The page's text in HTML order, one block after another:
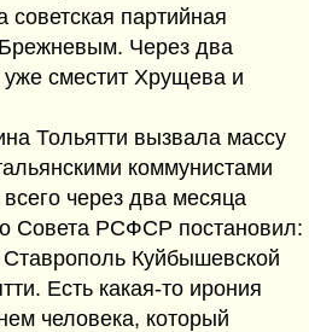
партийная
Через два
сместит Хрущева и
Тольятти вызвала массу
коммунистами
через два месяца
Совета РСФСР постановил:
Куйбышевской
Есть какая-то ирония
человека, который